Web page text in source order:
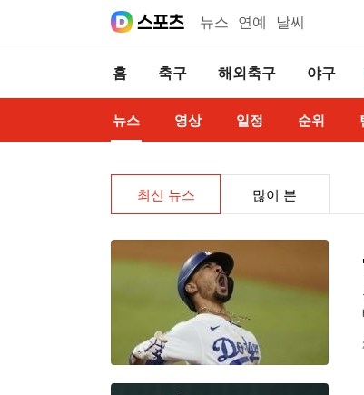
뉴스 연예 날씨
홈 축구 해외축구 야구
뉴스 영상 일정 순위
최신 뉴스 많이 본